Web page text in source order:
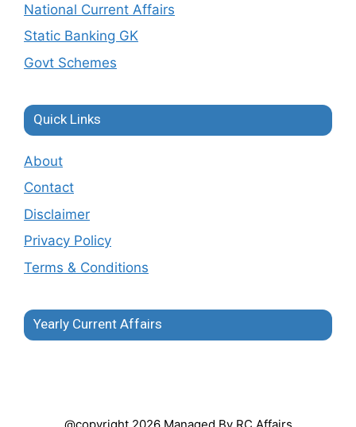
National Current Affairs
Static Banking GK
Govt Schemes
Quick Links
About
Contact
Disclaimer
Privacy Policy
Terms & Conditions
Yearly Current Affairs
@copyright 2026 Managed By RC Affairs